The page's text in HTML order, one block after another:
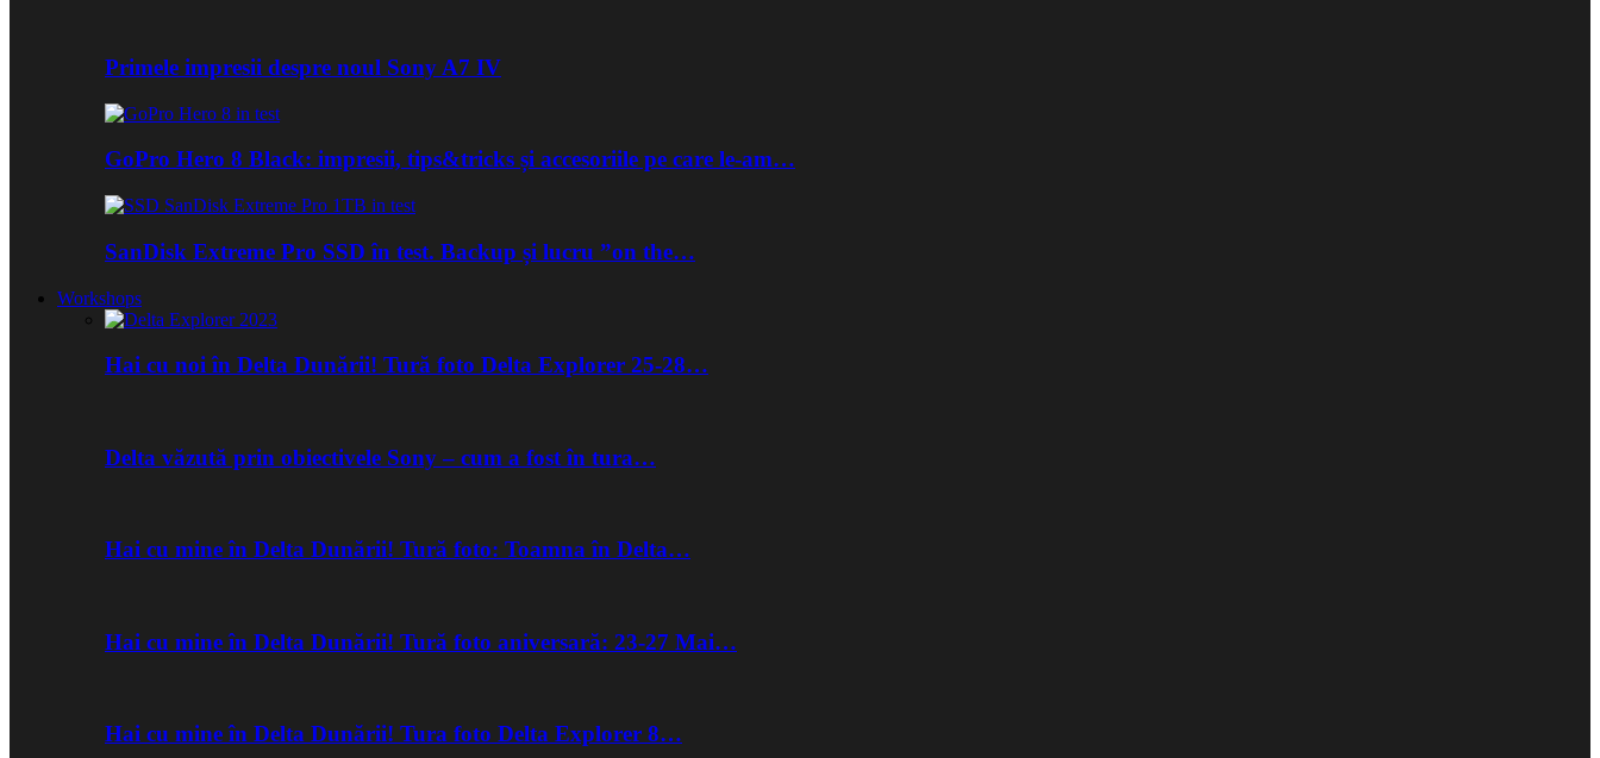
Primele impresii despre noul Sony A7 IV
GoPro Hero 8 Black: impresii, tips&tricks și accesoriile pe care le-am…
SanDisk Extreme Pro SSD în test. Backup și lucru ”on the…
Workshops
Hai cu noi în Delta Dunării! Tură foto Delta Explorer 25-28…
Delta văzută prin obiectivele Sony – cum a fost în tura…
Hai cu mine în Delta Dunării! Tură foto: Toamna în Delta…
Hai cu mine în Delta Dunării! Tură foto aniversară: 23-27 Mai…
Hai cu mine în Delta Dunării! Tura foto Delta Explorer 8…